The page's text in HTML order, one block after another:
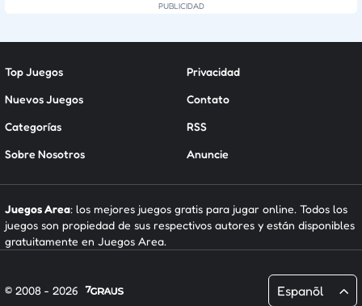
Top Juegos
Nuevos Juegos
Categorías
Sobre Nosotros
Privacidad
Contato
RSS
Anuncie
Juegos Area: los mejores juegos gratis para jugar online. Todos los
juegos son propiedad de sus respectivos autores y están disponibles
gratuitamente en Juegos Area.
© 2008 - 2026 Espanõl